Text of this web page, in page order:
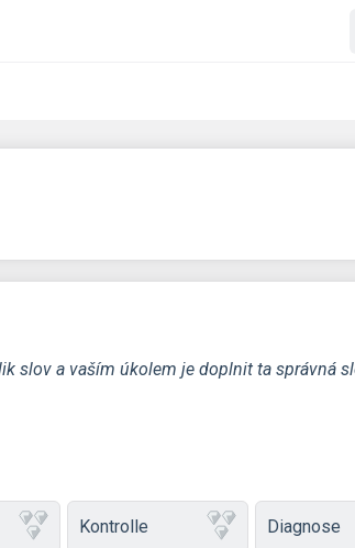
slov a vaším úkolem je doplnit ta správná
Kontrolle Diagnose